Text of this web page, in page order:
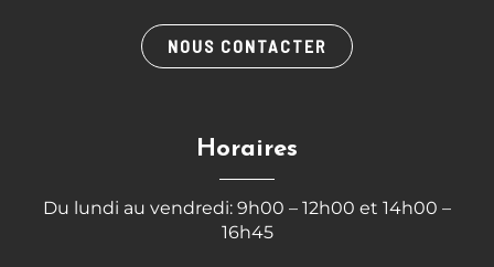
NOUS CONTACTER
Horaires
Du lundi au vendredi: 9h00 – 12h00 et 14h00 –
16h45